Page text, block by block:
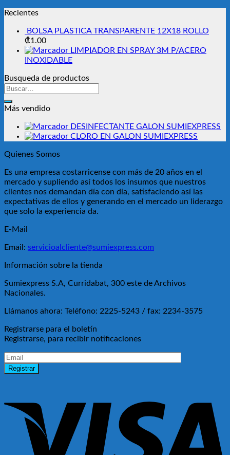
Recientes
BOLSA PLASTICA TRANSPARENTE 12X18 ROLLO
₡1.00
LIMPIADOR EN SPRAY 3M P/ACERO
INOXIDABLE
Busqueda de productos
Buscar
Más vendido
DESINFECTANTE GALON SUMIEXPRESS
CLORO EN GALON SUMIEXPRESS
Quienes Somos
Es una empresa costarricense con más de 20 años en el
mercado y supliendo así todos los insumos que nuestros
clientes nos demandan día con día, satisfaciendo así las
expectativas de ellos y generando en el mercado un liderazgo
que solo la experiencia da.
E-Mail
Email: servicioalcliente@sumiexpress.com
Información sobre la tienda
Sumiexpress S.A, Curridabat, 300 este de Archivos
Nacionales.
Llámanos ahora: Teléfono: 2225-5243 / fax: 2234-3575
Registrarse para el boletín
Registrarse, para recibir notificaciones